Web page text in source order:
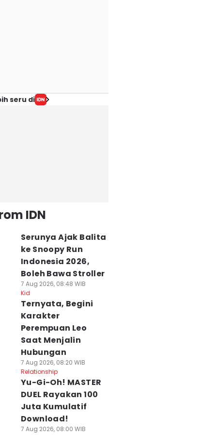
seru di
IDN
Serunya Ajak Balita
ke Snoopy Run
Indonesia 2026,
Boleh Bawa Stroller
7 Aug 2026, 08:48 WIB
Kid
Ternyata, Begini
Karakter
Perempuan Leo
Saat Menjalin
Hubungan
7 Aug 2026, 08:20 WIB
Relationship
Yu-Gi-Oh! MASTER
DUEL Rayakan 100
Juta Kumulatif
Download!
7 Aug 2026, 08:00 WIB